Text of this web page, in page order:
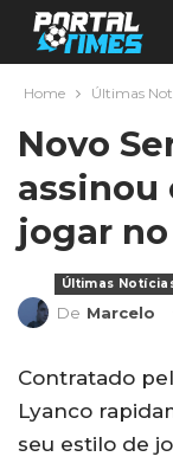
Home Últimas
Novo
assinou
jogar
Últimas
De Marcelo
Contratado
Lyanco
seu estilo de